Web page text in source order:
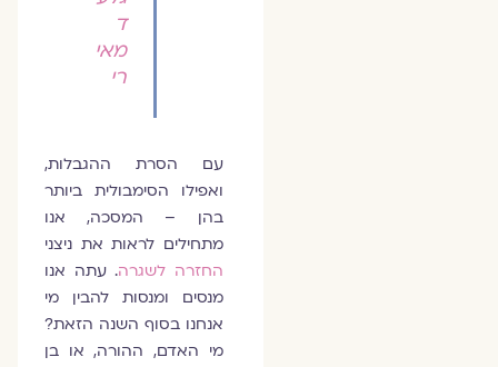
ד
מאי
רי
עם הסרת ההגבלות,
ואפילו הסימבולית ביותר
בהן – המסכה, אנו
מתחילים לראות את ניצני
החזרה לשגרה. עתה אנו
מנסים ומנסות להבין מי
אנחנו בסוף השנה הזאת?
מי האדם, ההורה, או בן